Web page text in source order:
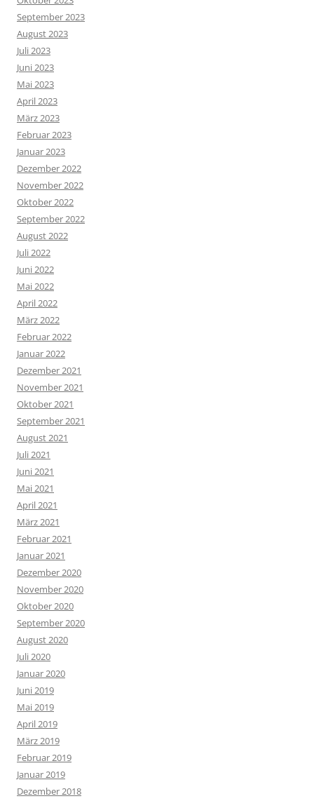
September 2023
August 2023
Juli 2023
Juni 2023
Mai 2023
April 2023
März 2023
Februar 2023
Januar 2023
Dezember 2022
November 2022
Oktober 2022
September 2022
August 2022
Juli 2022
Juni 2022
Mai 2022
April 2022
März 2022
Februar 2022
Januar 2022
Dezember 2021
November 2021
Oktober 2021
September 2021
August 2021
Juli 2021
Juni 2021
Mai 2021
April 2021
März 2021
Februar 2021
Januar 2021
Dezember 2020
November 2020
Oktober 2020
September 2020
August 2020
Juli 2020
Januar 2020
Juni 2019
Mai 2019
April 2019
März 2019
Februar 2019
Januar 2019
Dezember 2018